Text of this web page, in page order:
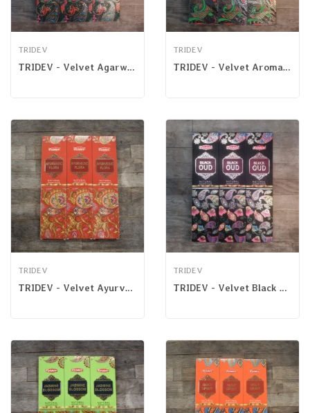
TRIDEV
TRIDEV - Velvet Agarwood
TRIDEV
TRIDEV - Velvet Aroma Divino
TRIDEV
TRIDEV - Velvet Ayurvedic Flora
TRIDEV
TRIDEV - Velvet Black Oud